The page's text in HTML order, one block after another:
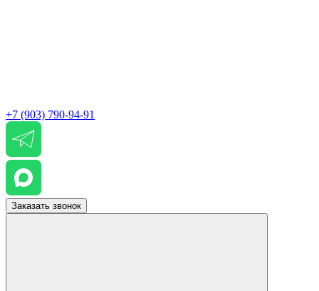
+7 (903) 790-94-91
Заказать звонок